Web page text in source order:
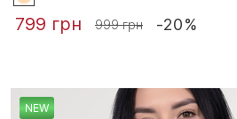
799 грн 999 грн -20%
NEW